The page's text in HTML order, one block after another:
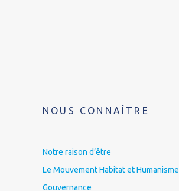
NOUS CONNAÎTRE
Notre raison d’être
Le Mouvement Habitat et Humanisme
Gouvernance